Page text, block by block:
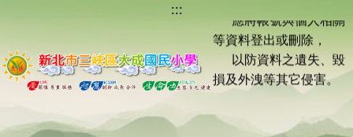
主
要
區
:::
應將帳號與個人相關
等資料登出或刪除，
以防資料之遺失、毀
損及外洩等其它侵害。
※ 115年全國身心障礙國